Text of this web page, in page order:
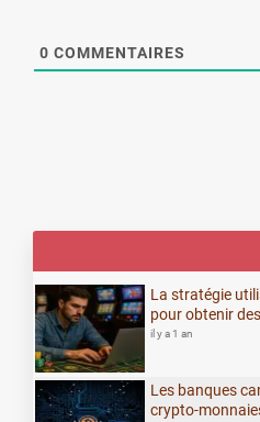
0 COMMENTAIRES
La stratégie
pour obtenir
il y a 1 an
Les banques
crypto-